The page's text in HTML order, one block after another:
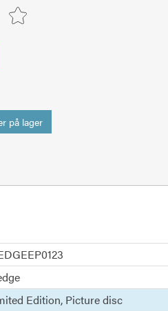
på lager
Edition Picture disc